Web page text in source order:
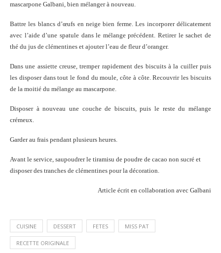
mascarpone Galbani, bien mélanger à nouveau.
Battre les blancs d’œufs en neige bien ferme. Les incorporer délicatement
avec l’aide d’une spatule dans le mélange précédent. Retirer le sachet de
thé du jus de clémentines et ajouter l’eau de fleur d’oranger.
Dans une assiette creuse, tremper rapidement des biscuits à la cuiller puis
les disposer dans tout le fond du moule, côte à côte. Recouvrir les biscuits
de la moitié du mélange au mascarpone.
Disposer à nouveau une couche de biscuits, puis le reste du mélange
crémeux.
Garder au frais pendant plusieurs heures.
Avant le service, saupoudrer le tiramisu de poudre de cacao non sucré et
disposer des tranches de clémentines pour la décoration.
Article écrit en collaboration avec Galbani
CUISINE DESSERT FETES MISS PAT
RECETTE ORIGINALE